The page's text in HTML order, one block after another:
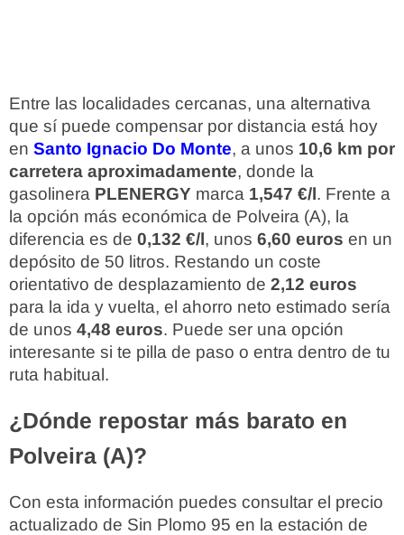
Entre las localidades cercanas, una alternativa
que sí puede compensar por distancia está hoy
en Santo Ignacio Do Monte, a unos 10,6 km por
carretera aproximadamente, donde la
gasolinera PLENERGY marca 1,547 €/l. Frente a
la opción más económica de Polveira (A), la
diferencia es de 0,132 €/l, unos 6,60 euros en un
depósito de 50 litros. Restando un coste
orientativo de desplazamiento de 2,12 euros
para la ida y vuelta, el ahorro neto estimado sería
de unos 4,48 euros. Puede ser una opción
interesante si te pilla de paso o entra dentro de tu
ruta habitual.
¿Dónde repostar más barato en
Polveira (A)?
Con esta información puedes consultar el precio
actualizado de Sin Plomo 95 en la estación de